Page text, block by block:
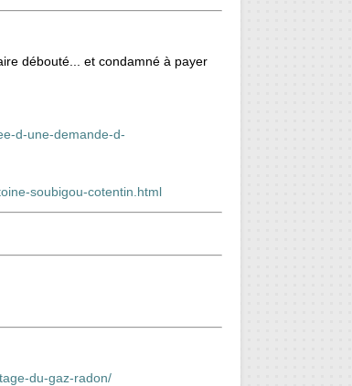
débouté... et condamné à payer
d-une-demande-d-
soubigou-cotentin.html
du-gaz-radon/